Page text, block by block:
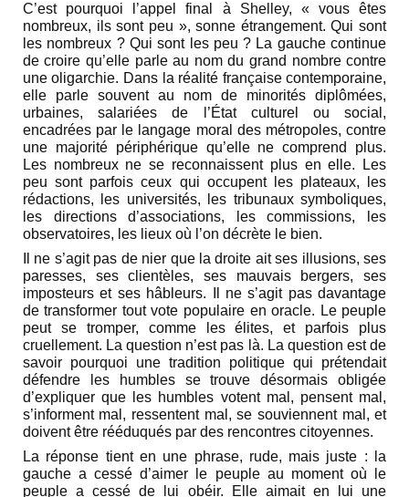
C’est pourquoi l’appel final à Shelley, « vous êtes
nombreux, ils sont peu », sonne étrangement. Qui sont
les nombreux ? Qui sont les peu ? La gauche continue
de croire qu’elle parle au nom du grand nombre contre
une oligarchie. Dans la réalité française contemporaine,
elle parle souvent au nom de minorités diplômées,
urbaines, salariées de l’État culturel ou social,
encadrées par le langage moral des métropoles, contre
une majorité périphérique qu’elle ne comprend plus.
Les nombreux ne se reconnaissent plus en elle. Les
peu sont parfois ceux qui occupent les plateaux, les
rédactions, les universités, les tribunaux symboliques,
les directions d’associations, les commissions, les
observatoires, les lieux où l’on décrète le bien.
Il ne s’agit pas de nier que la droite ait ses illusions, ses
paresses, ses clientèles, ses mauvais bergers, ses
imposteurs et ses hâbleurs. Il ne s’agit pas davantage
de transformer tout vote populaire en oracle. Le peuple
peut se tromper, comme les élites, et parfois plus
cruellement. La question n’est pas là. La question est de
savoir pourquoi une tradition politique qui prétendait
défendre les humbles se trouve désormais obligée
d’expliquer que les humbles votent mal, pensent mal,
s’informent mal, ressentent mal, se souviennent mal, et
doivent être rééduqués par des rencontres citoyennes.
La réponse tient en une phrase, rude, mais juste : la
gauche a cessé d’aimer le peuple au moment où le
peuple a cessé de lui obéir. Elle aimait en lui une